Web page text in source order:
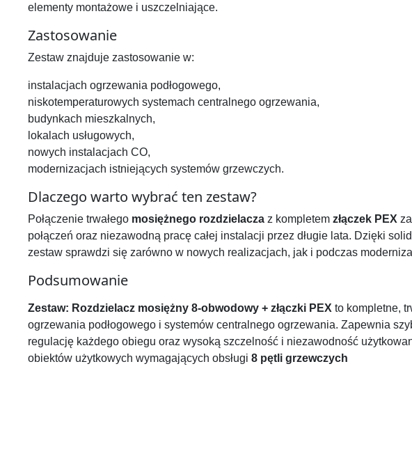
elementy montażowe i uszczelniające.
Zastosowanie
Zestaw znajduje zastosowanie w:
instalacjach ogrzewania podłogowego,
niskotemperaturowych systemach centralnego ogrzewania,
budynkach mieszkalnych,
lokalach usługowych,
nowych instalacjach CO,
modernizacjach istniejących systemów grzewczych.
Dlaczego warto wybrać ten zestaw?
Połączenie trwałego mosiężnego rozdzielaczaz kompletem złączek PEX
połączeń oraz niezawodną pracę całej instalacji przez długie lata. Dzięki
zestaw sprawdzi się zarówno w nowych realizacjach, jak i podczas
Podsumowanie
Zestaw: Rozdzielacz mosiężny 8-obwodowy + złączki PEX to kompletne,
ogrzewania podłogowego i systemów centralnego ogrzewania. Zapewnia
regulację każdego obiegu oraz wysoką szczelność i niezawodność
obiektów użytkowych wymagających obsługi 8 pętli grzewczych